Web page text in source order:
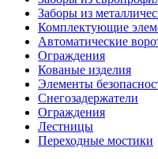
Заборы из
Комплектующие
Автоматические
Ограждения
Кованые изделия
Элементы
Снегозадержатели
Ограждения
Лестницы
Переходные мостики